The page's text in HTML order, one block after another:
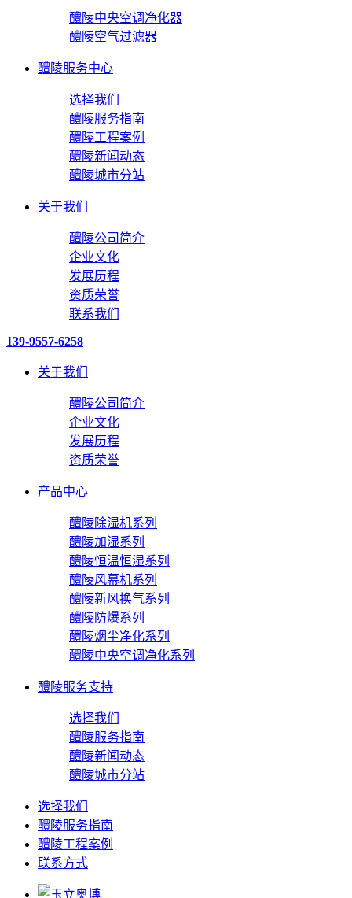
醴陵中央空调净化器
醴陵空气过滤器
醴陵服务中心
选择我们
醴陵服务指南
醴陵工程案例
醴陵新闻动态
醴陵城市分站
关于我们
醴陵公司简介
企业文化
发展历程
资质荣誉
联系我们
139-9557-6258
关于我们
醴陵公司简介
企业文化
发展历程
资质荣誉
产品中心
醴陵除湿机系列
醴陵加湿系列
醴陵恒温恒湿系列
醴陵风幕机系列
醴陵新风换气系列
醴陵防爆系列
醴陵烟尘净化系列
醴陵中央空调净化系列
醴陵服务支持
选择我们
醴陵服务指南
醴陵新闻动态
醴陵城市分站
选择我们
醴陵服务指南
醴陵工程案例
联系方式